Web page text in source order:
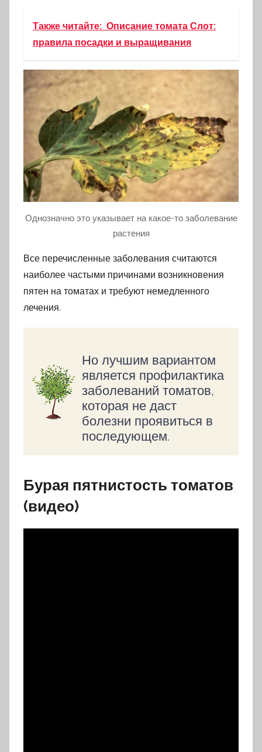
Также читайте: Описание томата Слот:
правила посадки и выращивания
Однозначно это указывает на какое-то заболевание
растения
Все перечисленные заболевания считаются
наиболее частыми причинами возникновения
пятен на томатах и требуют немедленного
лечения.
Но лучшим вариантом
является профилактика
заболеваний томатов,
которая не даст
болезни проявиться в
последующем.
Бурая пятнистость томатов
(видео)